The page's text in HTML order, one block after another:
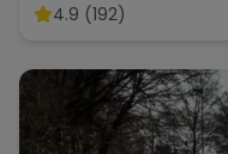
4.9 (192)